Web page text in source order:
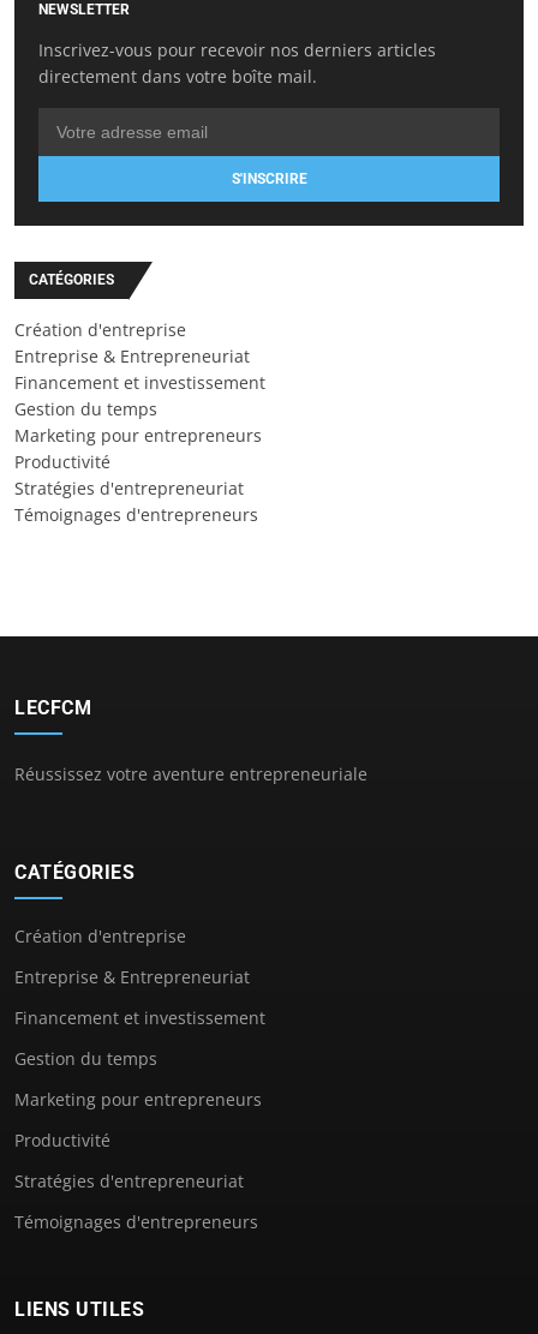
NEWSLETTER
Inscrivez-vous pour recevoir nos derniers articles
directement dans votre boîte mail.
S'INSCRIRE
CATÉGORIES
Création d'entreprise
Entreprise & Entrepreneuriat
Financement et investissement
Gestion du temps
Marketing pour entrepreneurs
Productivité
Stratégies d'entrepreneuriat
Témoignages d'entrepreneurs
LECFCM
Réussissez votre aventure entrepreneuriale
CATÉGORIES
Création d'entreprise
Entreprise & Entrepreneuriat
Financement et investissement
Gestion du temps
Marketing pour entrepreneurs
Productivité
Stratégies d'entrepreneuriat
Témoignages d'entrepreneurs
LIENS UTILES